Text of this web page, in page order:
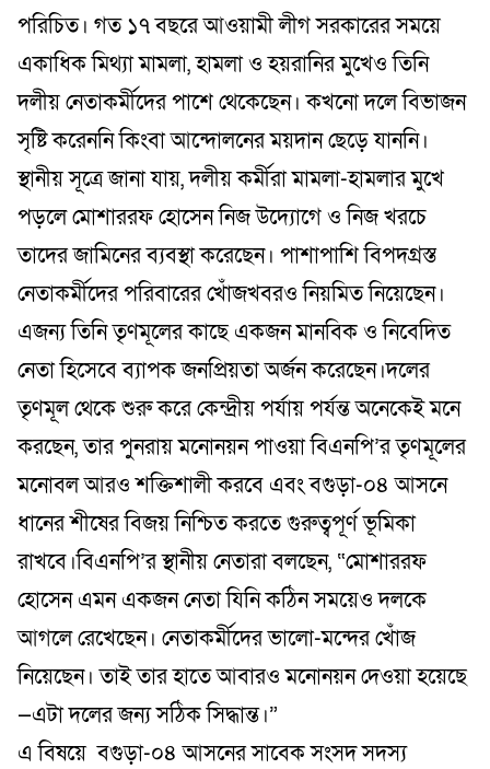
পরিচিত। গত ১৭ বছরে আওয়ামী লীগ সরকারের সময়ে
একাধিক মিথ্যা মামলা, হামলা ও হয়রানির মুখেও তিনি
দলীয় নেতাকর্মীদের পাশে থেকেছেন। কখনো দলে বিভাজন
সৃষ্টি করেননি কিংবা আন্দোলনের ময়দান ছেড়ে যাননি।
স্থানীয় সূত্রে জানা যায়, দলীয় কর্মীরা মামলা-হামলার মুখে
পড়লে মোশাররফ হোসেন নিজ উদ্যোগে ও নিজ খরচে
তাদের জামিনের ব্যবস্থা করেছেন। পাশাপাশি বিপদগ্রস্ত
নেতাকর্মীদের পরিবারের খোঁজখবরও নিয়মিত নিয়েছেন।
এজন্য তিনি তৃণমূলের কাছে একজন মানবিক ও নিবেদিত
নেতা হিসেবে ব্যাপক জনপ্রিয়তা অর্জন করেছেন।দলের
তৃণমূল থেকে শুরু করে কেন্দ্রীয় পর্যায় পর্যন্ত অনেকেই মনে
করছেন, তার পুনরায় মনোনয়ন পাওয়া বিএনপি’র তৃণমূলের
মনোবল আরও শক্তিশালী করবে এবং বগুড়া-০৪ আসনে
ধানের শীষের বিজয় নিশ্চিত করতে গুরুত্বপূর্ণ ভূমিকা
রাখবে।বিএনপি’র স্থানীয় নেতারা বলছেন, “মোশাররফ
হোসেন এমন একজন নেতা যিনি কঠিন সময়েও দলকে
আগলে রেখেছেন। নেতাকর্মীদের ভালো-মন্দের খোঁজ
নিয়েছেন। তাই তার হাতে আবারও মনোনয়ন দেওয়া হয়েছে
—এটা দলের জন্য সঠিক সিদ্ধান্ত।”
এ বিষয়ে বগুড়া-০৪ আসনের সাবেক সংসদ সদস্য